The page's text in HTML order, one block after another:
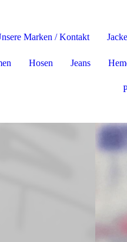
Marken / Kontakt
Hosen Jeans